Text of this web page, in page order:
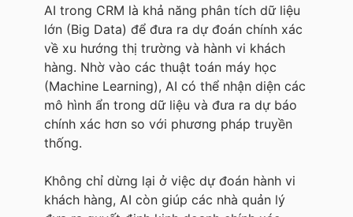
AI trong CRM là khả năng phân tích dữ liệu
lớn (Big Data) để đưa ra dự đoán chính xác
về xu hướng thị trường và hành vi khách
hàng. Nhờ vào các thuật toán máy học
(Machine Learning), AI có thể nhận diện các
mô hình ẩn trong dữ liệu và đưa ra dự báo
chính xác hơn so với phương pháp truyền
thống.
Không chỉ dừng lại ở việc dự đoán hành vi
khách hàng, AI còn giúp các nhà quản lý